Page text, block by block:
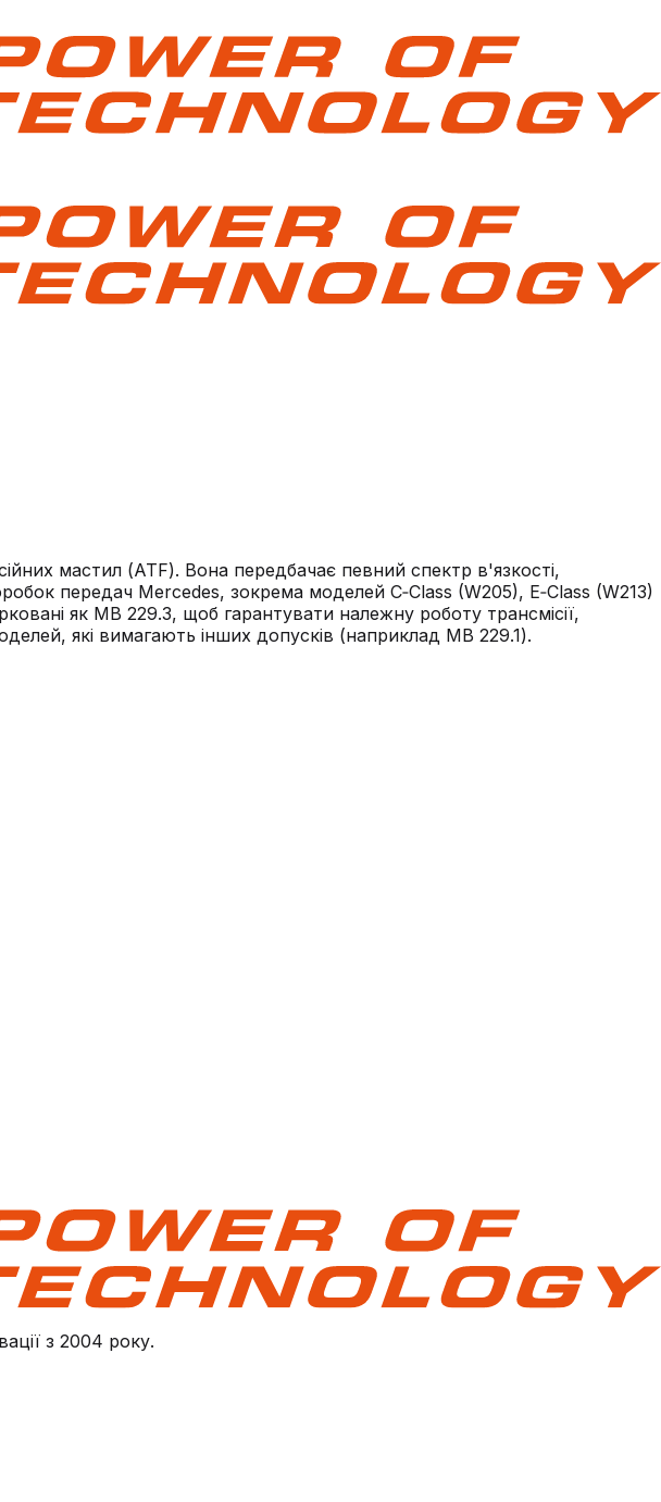
мастил (ATF). Вона передбачає певний спектр в'язкості,
передач Mercedes, зокрема моделей C‑Class (W205), E‑Class (W213)
як MB 229.3, щоб гарантувати належну роботу трансмісії,
які вимагають інших допусків (наприклад MB 229.1).
з 2004 року.